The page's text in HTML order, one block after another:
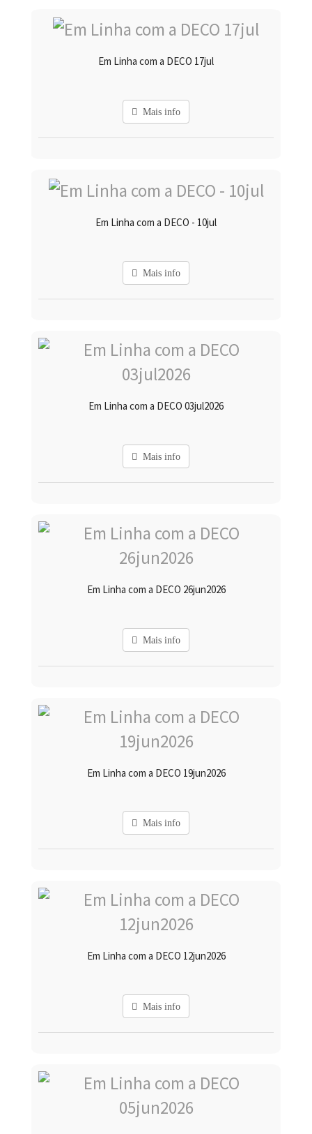
Em Linha com a DECO 17jul
Mais info
Em Linha com a DECO - 10jul
Mais info
Em Linha com a DECO 03jul2026
Mais info
Em Linha com a DECO 26jun2026
Mais info
Em Linha com a DECO 19jun2026
Mais info
Em Linha com a DECO 12jun2026
Mais info